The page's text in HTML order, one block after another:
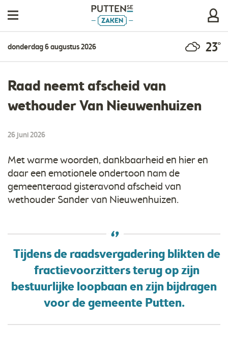
donderdag 6 augustus 2026 23°
​Raad neemt afscheid van
wethouder Van Nieuwenhuizen
26 juni 2026
Met warme woorden, dankbaarheid en hier en
daar een emotionele ondertoon nam de
gemeenteraad gisteravond afscheid van
wethouder Sander van Nieuwenhuizen.
Tijdens de raadsvergadering blikten de
fractievoorzitters terug op zijn
bestuurlijke loopbaan en zijn bijdragen
voor de gemeente Putten.